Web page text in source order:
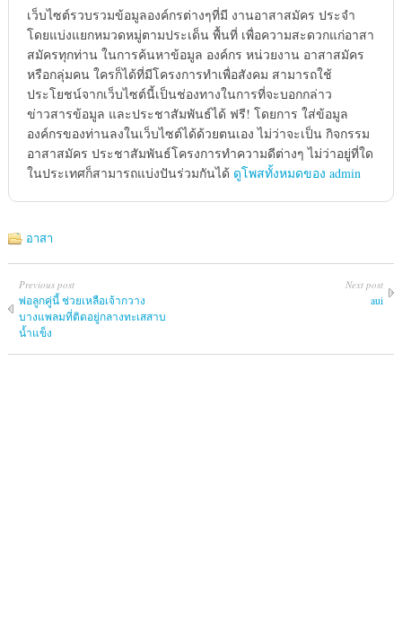
เว็บไซต์รวบรวมข้อมูลองค์กรต่างๆที่มี งานอาสาสมัคร ประจำ
โดยแบ่งแยกหมวดหมู่ตามประเด็น พื้นที่ เพื่อความสะดวกแก่อาสา
สมัครทุกท่าน ในการค้นหาข้อมูล องค์กร หน่วยงาน อาสาสมัคร
หรือกลุ่มคน ใครก็ได้ที่มีโครงการทำเพื่อสังคม สามารถใช้
ประโยชน์จากเว็บไซต์นี้เป็นช่องทางในการที่จะบอกกล่าว
ข่าวสารข้อมูล และประชาสัมพันธ์ได้ ฟรี! โดยการ ใส่ข้อมูล
องค์กรของท่านลงในเว็บไซต์ได้ด้วยตนเอง ไม่ว่าจะเป็น กิจกรรม
อาสาสมัคร ประชาสัมพันธ์โครงการทำความดีต่างๆ ไม่ว่าอยู่ที่ใด
ในประเทศก็สามารถแบ่งปันร่วมกันได้ ดูโพสทั้งหมดของ admin
อาสา
Previous post
พ่อลูกคู่นี้ ช่วยเหลือเจ้ากวาง
บางแพลมที่ติดอยู่กลางทะเสสาบ
น้ำแข็ง
Next post
aui